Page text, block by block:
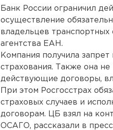
Банк России ограничил
осуществление
владельцев
агентства ЕАН.
Компания получила
страхования. Также она
действующие договоры,
При этом Росгосстрах
страховых случаев и
договорам. ЦБ взял на
ОСАГО, рассказали в